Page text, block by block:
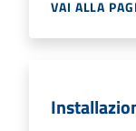
VAI ALLA